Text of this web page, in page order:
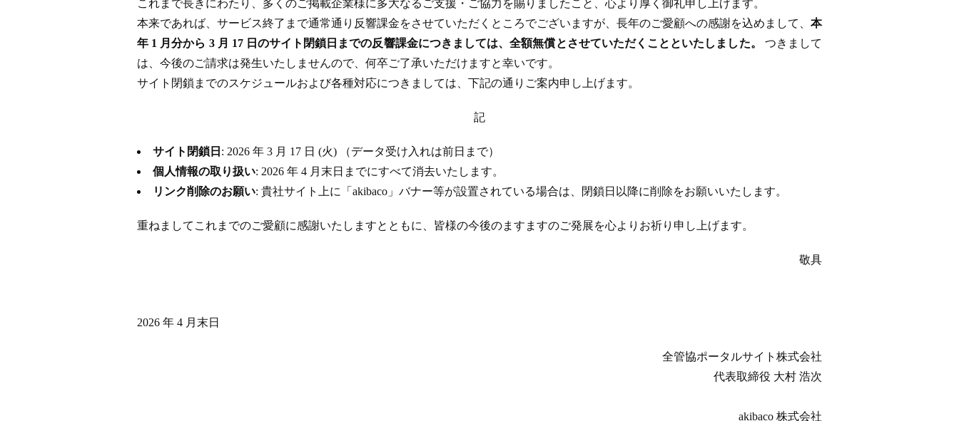
これまで長きにわたり、多くのご掲載企業様に多大なるご支援・ご協力を賜りましたこと、心より厚く御礼申し上げます。
本来であれば、サービス終了まで通常通り反響課金をさせていただくところでございますが、長年のご愛顧への感謝を込めまして、 本
年 1 月分から 3 月 17 日のサイト閉鎖日までの反響課金につきましては、全額無償とさせていただくことといたしました。 つきまして
は、今後のご請求は発生いたしませんので、何卒ご了承いただけますと幸いです。
サイト閉鎖までのスケジュールおよび各種対応につきましては、下記の通りご案内申し上げます。
記
サイト閉鎖日 : 2026 年 3 月 17 日 (火) （データ受け入れは前日まで）
個人情報の取り扱い: 2026 年 4 月末日までにすべて消去いたします。
リンク削除のお願い: 貴社サイト上に「akibaco」バナー等が設置されている場合は、閉鎖日以降に削除をお願いいたします。
重ねましてこれまでのご愛顧に感謝いたしますとともに、皆様の今後のますますのご発展を心よりお祈り申し上げます。
敬具
2026 年 4 月末日
全管協ポータルサイト株式会社
代表取締役 大村 浩次
akibaco 株式会社